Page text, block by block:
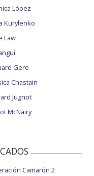
López
Kurylenko
Law
Gere
Chastain
Jugnot
McNairy
Camarón 2